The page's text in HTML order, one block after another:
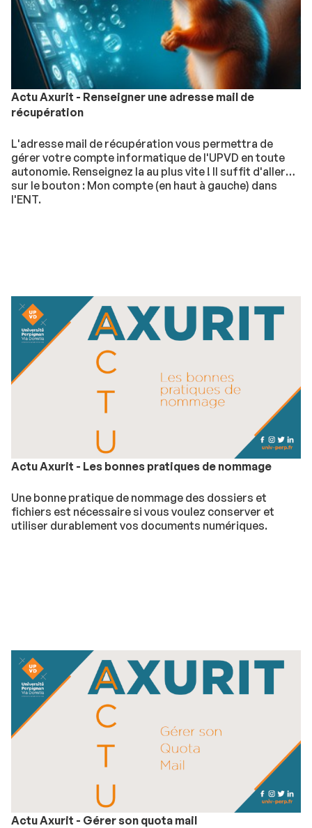
Actu Axurit - Renseigner une adresse mail de
récupération
L'adresse mail de récupération vous permettra de
gérer votre compte informatique de l'UPVD en toute
autonomie. Renseignez la au plus vite ! Il suffit d'aller
sur le bouton : Mon compte (en haut à gauche) dans
l'ENT.
Actu Axurit - Les bonnes pratiques de nommage
Une bonne pratique de nommage des dossiers et
fichiers est nécessaire si vous voulez conserver et
utiliser durablement vos documents numériques.
Actu Axurit - Gérer son quota mail